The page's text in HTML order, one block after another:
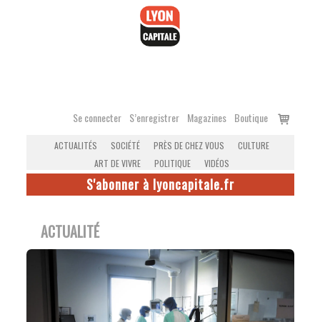
Se connecter S’enregistrer Magazines Boutique
Voir
ACTUALITÉS SOCIÉTÉ PRÈS DE CHEZ VOUS
CULTURE
ART DE VIVRE
POLITIQUE VIDÉOS
S'abonner à lyoncapitale.fr
ACTUALITÉ